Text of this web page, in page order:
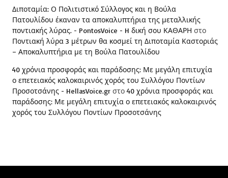
Διποταμία: Ο Πολιτιστικό Σύλλογος και η Βούλα
Πατουλίδου έκαναν τα αποκαλυπτήρια της μεταλλικής
ποντιακής λύρας. - PontosVoice - H δική σου ΚΑΘΑΡΗ στο
Ποντιακή λύρα 3 μέτρων θα κοσμεί τη Διποταμία Καστοριάς
– Αποκαλυπτήρια με τη Βούλα Πατουλίδου
40 χρόνια προσφοράς και παράδοσης: Με μεγάλη επιτυχία
ο επετειακός καλοκαιρινός χορός του Συλλόγου Ποντίων
Προσοτσάνης - HellasVoice.gr στο 40 χρόνια προσφοράς και
παράδοσης: Με μεγάλη επιτυχία ο επετειακός καλοκαιρινός
χορός του Συλλόγου Ποντίων Προσοτσάνης